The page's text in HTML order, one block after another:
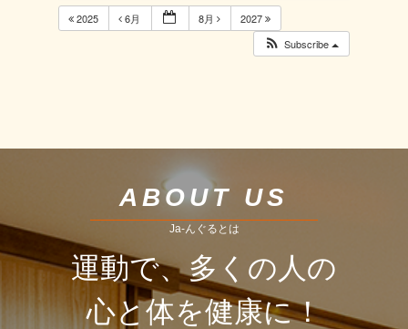
2025 6月 8月
2027
Subscribe
ABOUT US
Ja-んぐるとは
運動で、多くの人の
心と体を健康に！